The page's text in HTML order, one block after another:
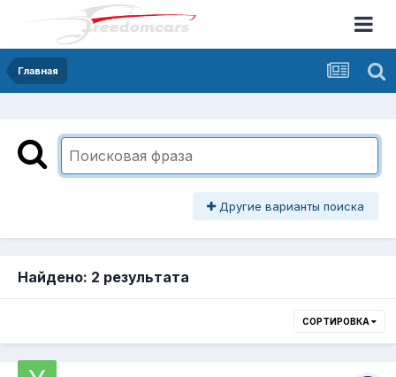
Главная
Другие варианты поиска
Найдено: 2 результата
СОРТИРОВКА